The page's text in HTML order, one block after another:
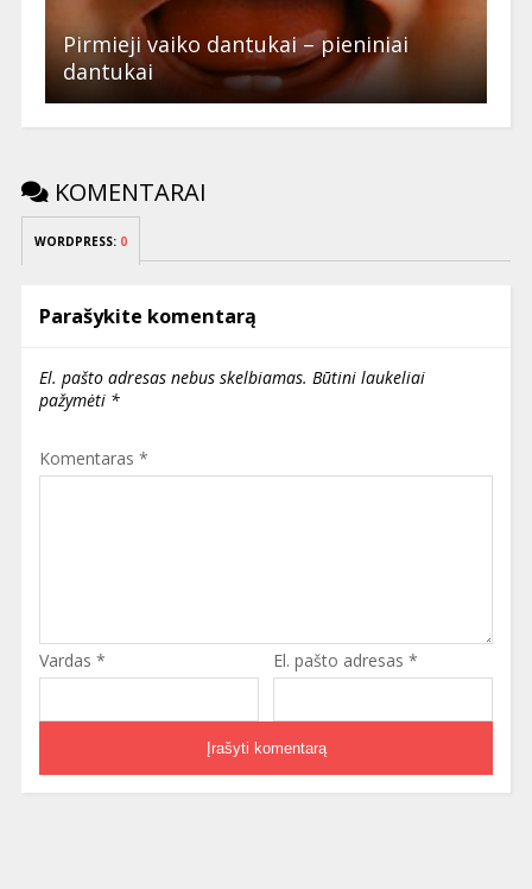
Pirmieji vaiko dantukai – pieniniai
dantukai
KOMENTARAI
WORDPRESS: 0
Parašykite komentarą
El. pašto adresas nebus skelbiamas. Būtini laukeliai
pažymėti *
Komentaras *
Vardas * El. pašto adresas *